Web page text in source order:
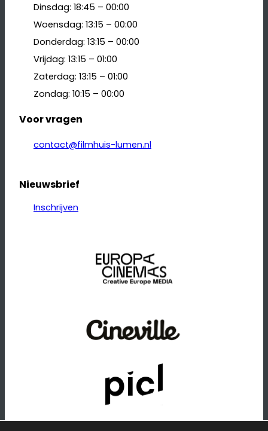
Dinsdag: 18:45 – 00:00
Woensdag: 13:15 – 00:00
Donderdag: 13:15 – 00:00
Vrijdag: 13:15 – 01:00
Zaterdag: 13:15 – 01:00
Zondag: 10:15 – 00:00
Voor vragen
contact@filmhuis-lumen.nl
Nieuwsbrief
Inschrijven